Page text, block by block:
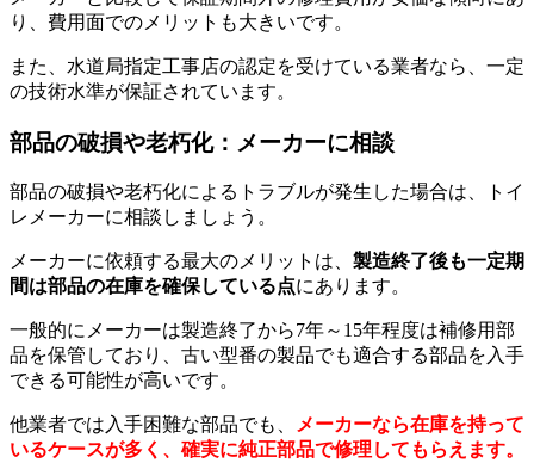
り、費用面でのメリットも大きいです。
また、水道局指定工事店の認定を受けている業者なら、一定
の技術水準が保証されています。
部品の破損や老朽化：メーカーに相談
部品の破損や老朽化によるトラブルが発生した場合は、トイ
レメーカーに相談しましょう。
メーカーに依頼する最大のメリットは、 製造終了後も一定期
間は部品の在庫を確保している点にあります。
一般的にメーカーは製造終了から7年～15年程度は補修用部
品を保管しており、古い型番の製品でも適合する部品を入手
できる可能性が高いです。
他業者では入手困難な部品でも、 メーカーなら在庫を持って
いるケースが多く、確実に純正部品で修理してもらえます。